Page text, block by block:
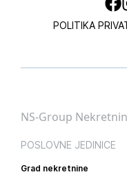
POLITIKA
NS-Group
POSLOVNE JEDINICE
Grad nekretnine